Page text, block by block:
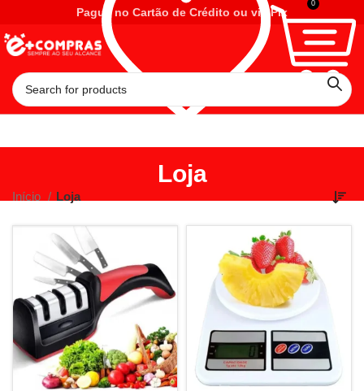
Pague no Cartão de Crédito ou via Pix
0
Loja
Início Loja